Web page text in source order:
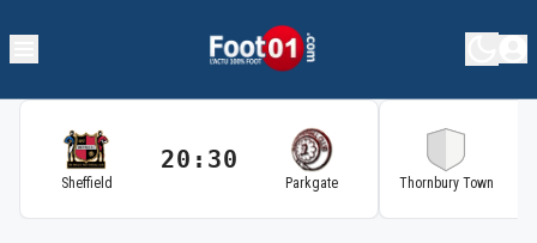
Sheffield
20:30
Parkgate Thornbury Town